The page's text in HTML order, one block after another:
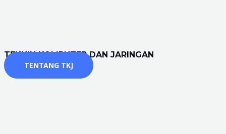
TEKNIK KOMPUTER DAN JARINGAN
TENTANG TKJ